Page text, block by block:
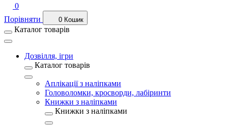
0
Порівняти
0 Кошик
Каталог товарів
Дозвілля, ігри
Каталог товарів
Аплікації з наліпками
Головоломки, кросворди, лабіринти
Книжки з наліпками
Книжки з наліпками